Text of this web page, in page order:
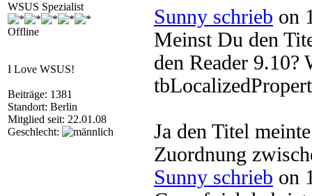
WSUS Spezialist
Offline
I Love WSUS!
Beiträge: 1381
Standort: Berlin
Mitglied seit: 22.01.08
Geschlecht:
Sunny schrieb on
Meinst Du den
den Reader 9.10?
Ja den Titel
Zuordnung
Sunny schrieb on